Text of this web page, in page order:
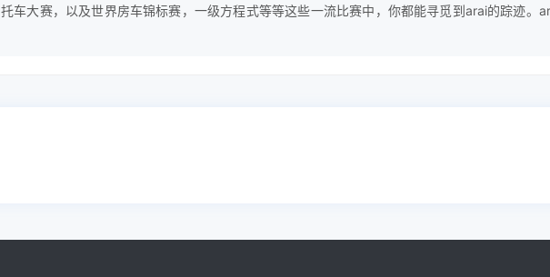
托车大赛，以及世界房车锦标赛，一级方程式等等这些一流比赛中，你都能寻觅到arai的踪迹。